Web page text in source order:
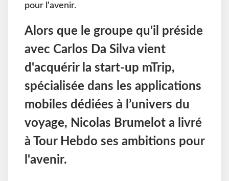
pour l'avenir.
Alors que le groupe qu'il préside
avec Carlos Da Silva vient
d'acquérir la start-up mTrip,
spécialisée dans les applications
mobiles dédiées à l’univers du
voyage, Nicolas Brumelot a livré
à Tour Hebdo ses ambitions pour
l'avenir.